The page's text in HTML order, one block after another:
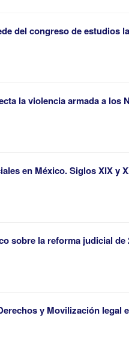
del congreso de estudios
la violencia armada a los
en México. Siglos XIX y
sobre la reforma judicial de
y Movilización legal